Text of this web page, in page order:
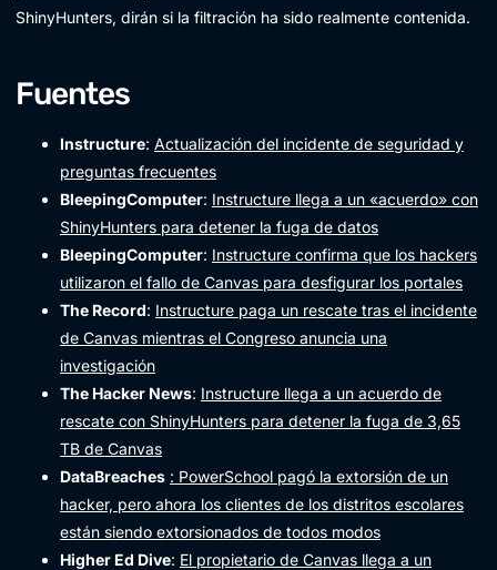
ShinyHunters, dirán si la filtración ha sido realmente contenida.
Fuentes
Instructure: Actualización del incidente de seguridad y
preguntas frecuentes
BleepingComputer: Instructure llega a un «acuerdo» con
ShinyHunters para detener la fuga de datos
BleepingComputer: Instructure confirma que los hackers
utilizaron el fallo de Canvas para desfigurar los portales
The Record: Instructure paga un rescate tras el incidente
de Canvas mientras el Congreso anuncia una
investigación
The Hacker News: Instructure llega a un acuerdo de
rescate con ShinyHunters para detener la fuga de 3,65
TB de Canvas
DataBreaches : PowerSchool pagó la extorsión de un
hacker, pero ahora los clientes de los distritos escolares
están siendo extorsionados de todos modos
Higher Ed Dive: El propietario de Canvas llega a un